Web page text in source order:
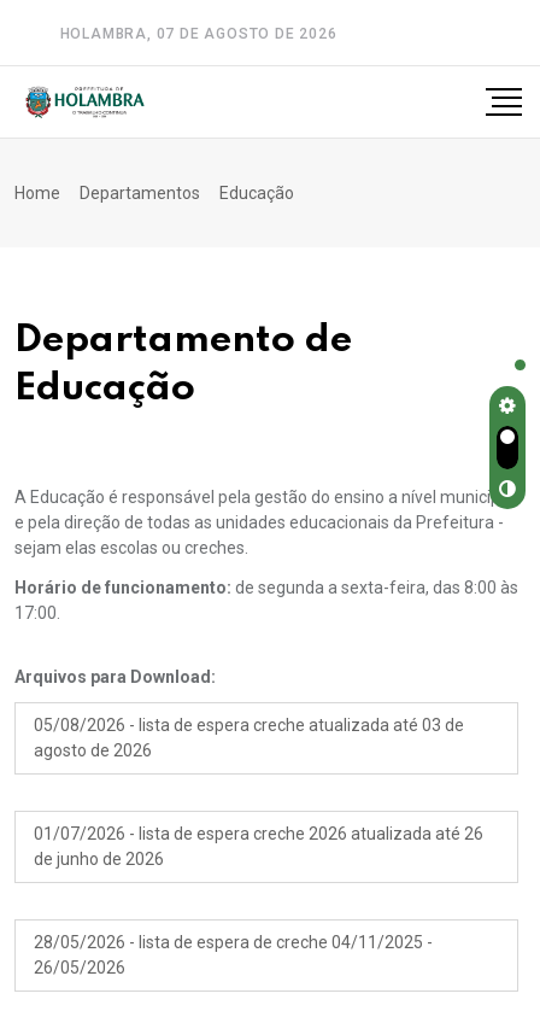
HOLAMBRA, 07 DE AGOSTO DE 2026
Home Departamentos Educação
Departamento de
Educação
A Educação é responsável pela gestão do ensino a nível municipal
e pela direção de todas as unidades educacionais da Prefeitura -
sejam elas escolas ou creches.
Horário de funcionamento: de segunda a sexta-feira, das 8:00 às
17:00.
Arquivos para Download:
05/08/2026 - lista de espera creche atualizada até 03 de
agosto de 2026
01/07/2026 - lista de espera creche 2026 atualizada até 26
de junho de 2026
28/05/2026 - lista de espera de creche 04/11/2025 -
26/05/2026